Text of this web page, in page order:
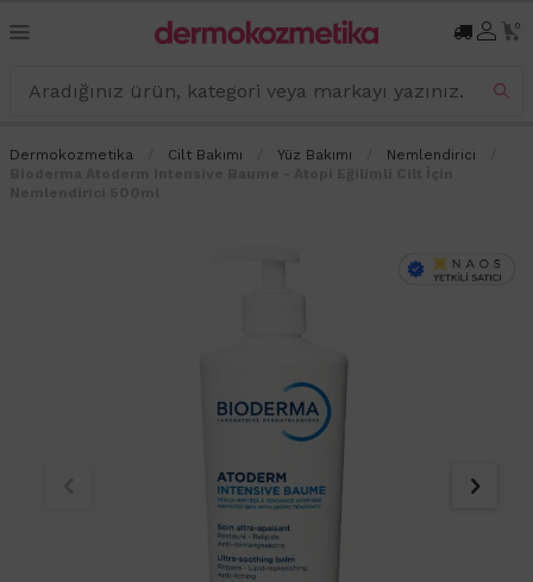
0
Dermokozmetika Cilt Bakımı Yüz Bakımı
Nemlendirici